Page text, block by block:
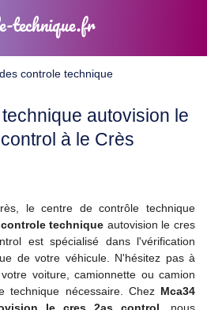
technique.fr
controle technique
autovision le
à le Crès
le centre de contrôle technique
controle technique autovision le cres
est spécialisé dans l'vérification
de votre véhicule. N'hésitez pas à
voiture, camionnette ou camion
technique nécessaire. Chez Mca34